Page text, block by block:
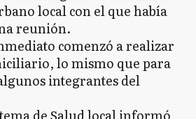
local con el que había
reunión.
comenzó a realizar
lo mismo que para
integrantes del
de Salud local informó